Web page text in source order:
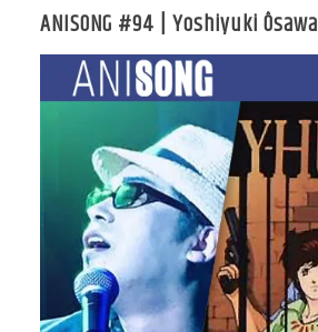
ANISONG #94 | Yoshiyuki Ôsawa